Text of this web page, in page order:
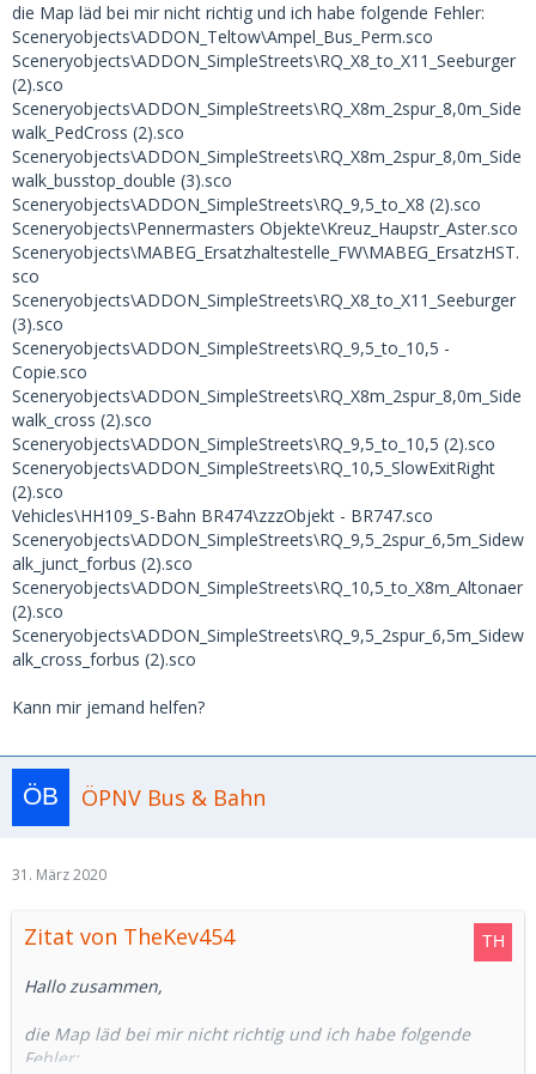
die Map läd bei mir nicht richtig und ich habe folgende Fehler:
Sceneryobjects\ADDON_Teltow\Ampel_Bus_Perm.sco
Sceneryobjects\ADDON_SimpleStreets\RQ_X8_to_X11_Seeburger
(2).sco
Sceneryobjects\ADDON_SimpleStreets\RQ_X8m_2spur_8,0m_Side
walk_PedCross (2).sco
Sceneryobjects\ADDON_SimpleStreets\RQ_X8m_2spur_8,0m_Side
walk_busstop_double (3).sco
Sceneryobjects\ADDON_SimpleStreets\RQ_9,5_to_X8 (2).sco
Sceneryobjects\Pennermasters Objekte\Kreuz_Haupstr_Aster.sco
Sceneryobjects\MABEG_Ersatzhaltestelle_FW\MABEG_ErsatzHST.
sco
Sceneryobjects\ADDON_SimpleStreets\RQ_X8_to_X11_Seeburger
(3).sco
Sceneryobjects\ADDON_SimpleStreets\RQ_9,5_to_10,5 -
Copie.sco
Sceneryobjects\ADDON_SimpleStreets\RQ_X8m_2spur_8,0m_Side
walk_cross (2).sco
Sceneryobjects\ADDON_SimpleStreets\RQ_9,5_to_10,5 (2).sco
Sceneryobjects\ADDON_SimpleStreets\RQ_10,5_SlowExitRight
(2).sco
Vehicles\HH109_S-Bahn BR474\zzzObjekt - BR747.sco
Sceneryobjects\ADDON_SimpleStreets\RQ_9,5_2spur_6,5m_Sidew
alk_junct_forbus (2).sco
Sceneryobjects\ADDON_SimpleStreets\RQ_10,5_to_X8m_Altonaer
(2).sco
Sceneryobjects\ADDON_SimpleStreets\RQ_9,5_2spur_6,5m_Sidew
alk_cross_forbus (2).sco
Kann mir jemand helfen?
ÖPNV Bus & Bahn
31. März 2020
Zitat von TheKev454
Hallo zusammen,
die Map läd bei mir nicht richtig und ich habe folgende
Fehler: